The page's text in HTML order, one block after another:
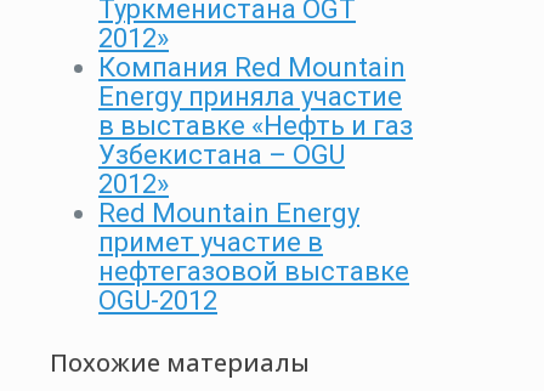
Туркменистана OGT
2012»
Компания Red Mountain
Energy приняла участие
в выставке «Нефть и газ
Узбекистана – OGU
2012»
Red Mountain Energy
примет участие в
нефтегазовой выставке
OGU-2012
Похожие материалы